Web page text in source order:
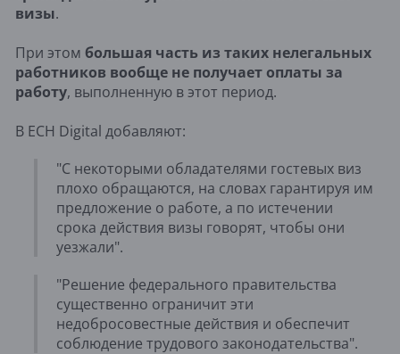
визы.
При этом большая часть из таких нелегальных
работников вообще не получает оплаты за
работу, выполненную в этот период.
В ECH Digital добавляют:
"С некоторыми обладателями гостевых виз
плохо обращаются, на словах гарантируя им
предложение о работе, а по истечении
срока действия визы говорят, чтобы они
уезжали".
"Решение федерального правительства
существенно ограничит эти
недобросовестные действия и обеспечит
соблюдение трудового законодательства".